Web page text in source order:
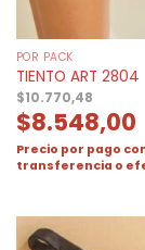
POR PACK
TIENTO ART 2804
$10.770,48
$8.548,00
Precio por pago
transferencia o